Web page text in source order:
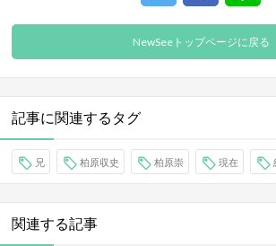
NewSeeトップページに戻る
記事に関連するタグ
兄 柏原収史 柏原崇 現在
関連する記事